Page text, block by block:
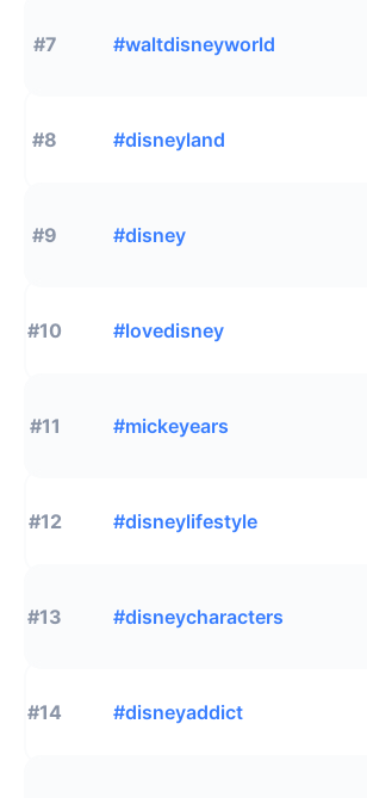
#7 #waltdisneyworld
#8 #disneyland
#9 #disney
#10 #lovedisney
#11 #mickeyears
#12 #disneylifestyle
#13 #disneycharacters
#14 #disneyaddict